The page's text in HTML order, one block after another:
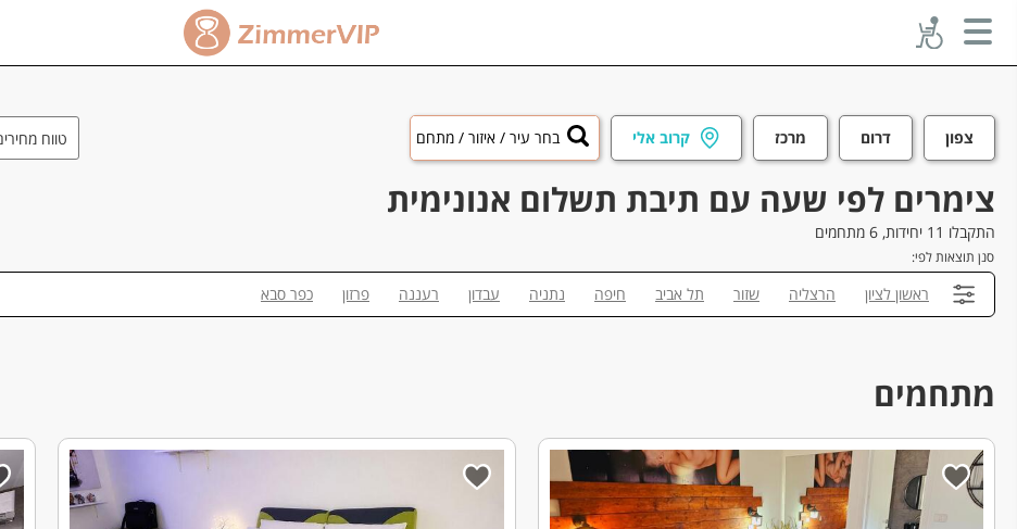
צפון דרום מרכז קרוב אלי בחר עיר / איזור / מתחם
צימרים לפי שעה עם תיבת תשלום אנונימית
התקבלו 11 יחידות, 6 מתחמים
טווח
סנן תוצאות לפי:
ראשון לציון הרצליה שזור תל אביב חיפה נתניה עבדון רעננה פרזון כפר סבא
מתחמים